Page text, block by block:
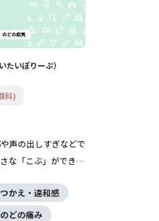
たいぽりーぷ
科)
声の出しすぎなどで
な「こぶ」ができる
、命に関わる病気で
生活の質に大きく影
かえ・違和感
のどの痛み